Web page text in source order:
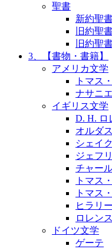
聖書
新約聖
旧約聖
旧約聖
3、【書物・書籍】
アメリカ文学
トマス
ナサニ
イギリス文学
D. H. ロ
オルダ
シェイ
ジェフ
チャー
トマス
トマス
ヒラリ
ロレン
ドイツ文学
ゲーテ